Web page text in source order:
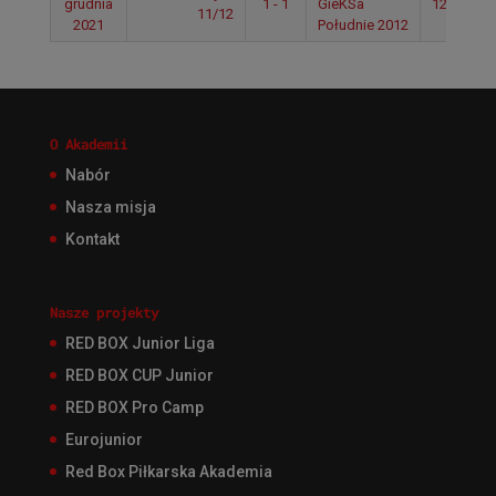
grudnia
2021
11/12
1 - 1
GieKSa
Południe 2012
12:00
O Akademii
Nabór
Nasza misja
Kontakt
Nasze projekty
RED BOX Junior Liga
RED BOX CUP Junior
RED BOX Pro Camp
Eurojunior
Red Box Piłkarska Akademia